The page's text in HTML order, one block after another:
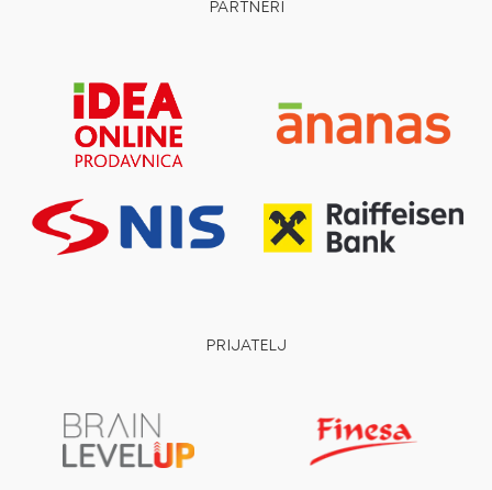
PARTNERI
PRIJATELJ